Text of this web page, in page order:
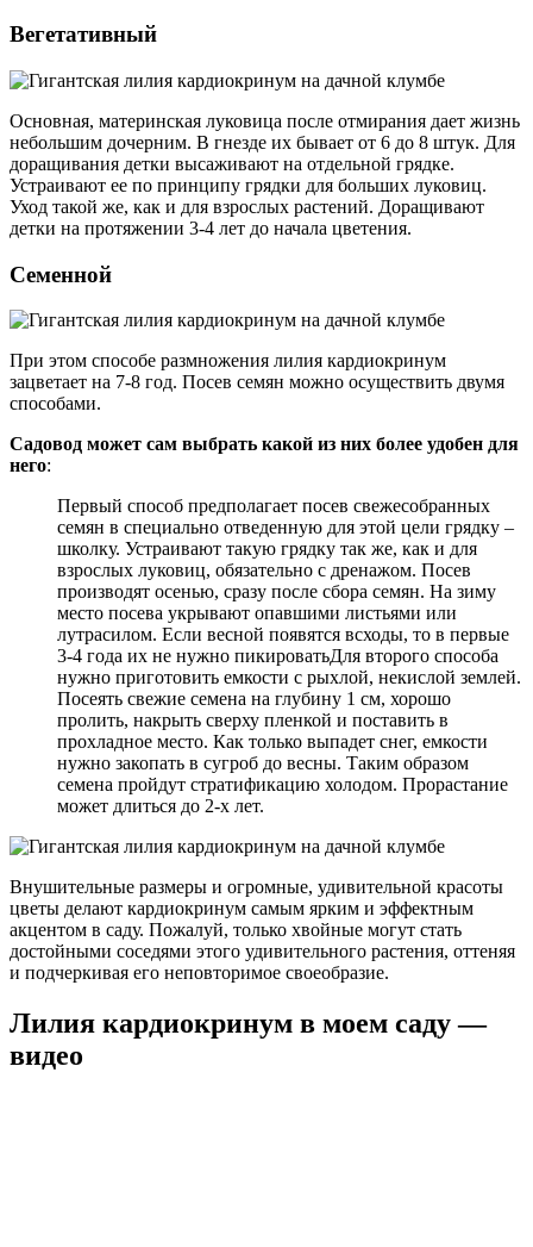
Вегетативный
Основная, материнская луковица после отмирания дает жизнь
небольшим дочерним. В гнезде их бывает от 6 до 8 штук. Для
доращивания детки высаживают на отдельной грядке.
Устраивают ее по принципу грядки для больших луковиц.
Уход такой же, как и для взрослых растений. Доращивают
детки на протяжении 3-4 лет до начала цветения.
Семенной
При этом способе размножения лилия кардиокринум
зацветает на 7-8 год. Посев семян можно осуществить двумя
способами.
Садовод может сам выбрать какой из них более удобен для
него:
Первый способ предполагает посев свежесобранных
семян в специально отведенную для этой цели грядку –
школку. Устраивают такую грядку так же, как и для
взрослых луковиц, обязательно с дренажом. Посев
производят осенью, сразу после сбора семян. На зиму
место посева укрывают опавшими листьями или
лутрасилом. Если весной появятся всходы, то в первые
3-4 года их не нужно пикироватьДля второго способа
нужно приготовить емкости с рыхлой, некислой землей.
Посеять свежие семена на глубину 1 см, хорошо
пролить, накрыть сверху пленкой и поставить в
прохладное место. Как только выпадет снег, емкости
нужно закопать в сугроб до весны. Таким образом
семена пройдут стратификацию холодом. Прорастание
может длиться до 2-х лет.
Внушительные размеры и огромные, удивительной красоты
цветы делают кардиокринум самым ярким и эффектным
акцентом в саду. Пожалуй, только хвойные могут стать
достойными соседями этого удивительного растения, оттеняя
и подчеркивая его неповторимое своеобразие.
Лилия кардиокринум в моем саду —
видео